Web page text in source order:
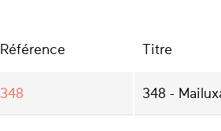
Référence Titre
348 348 -